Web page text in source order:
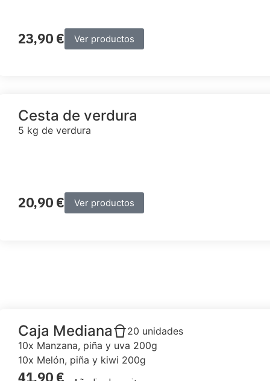
23,90 € Ver productos
Cesta de verdura
5 kg de verdura
20,90 € Ver productos
Caja Mediana
20 unidades
10x Manzana, piña y uva 200g
10x Melón, piña y kiwi 200g
41,90 €